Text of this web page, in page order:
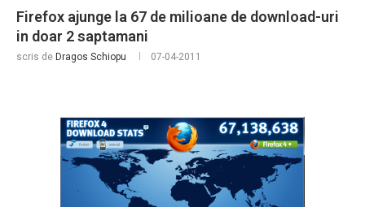
Firefox ajunge la 67 de milioane de download-uri
in doar 2 saptamani
scris de Dragos Schiopu 07-04-2011